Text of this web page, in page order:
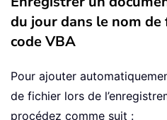
du jour dans le nom de
code VBA
Pour ajouter
de fichier lors de
procédez comme suit :